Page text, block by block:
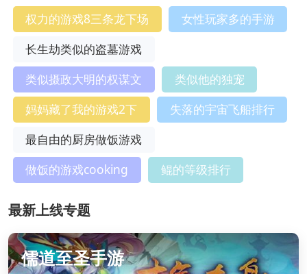
权力的游戏8三条龙下场
女性玩家多的手游
长生劫类似的盗墓游戏
类似摄政大明的权谋文
类似他的独宠
妈妈藏了我的游戏2下
失落的宇宙飞船排行
最自由的厨房做饭游戏
做饭的游戏cooking
鲲的等级排行
最新上线专题
儒道至圣手游